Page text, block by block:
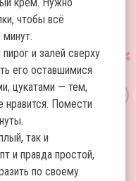
чтобы всё
и залей сверху
его оставшимися
цукатами — тем,
нравится. Помести
так и
и правда простой,
по своему